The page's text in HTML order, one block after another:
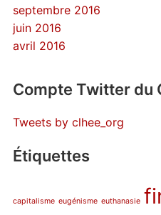
septembre 2016
juin 2016
avril 2016
Compte Twitter du
Tweets by clhee_org
Étiquettes
capitalisme eugénisme euthanasie